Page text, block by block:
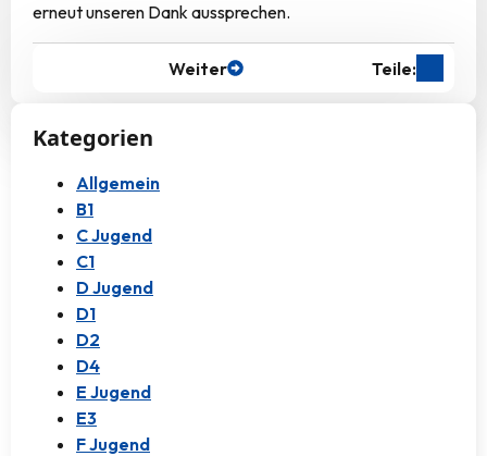
erneut unseren Dank aussprechen.
Weiter Teile:
Kategorien
Allgemein
B1
C Jugend
C1
D Jugend
D1
D2
D4
E Jugend
E3
F Jugend